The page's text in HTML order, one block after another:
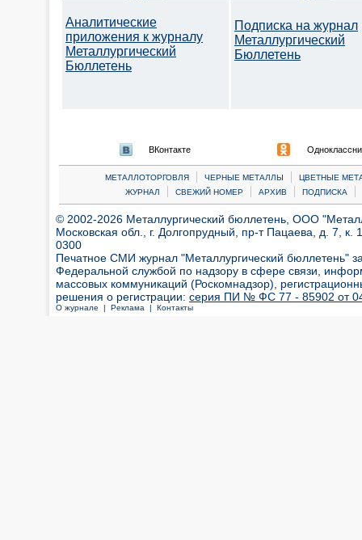
Аналитические
приложения к журналу
Металлургический
Бюллетень
Подписка на журнал
Металлургический
Бюллетень
ВКонтакте
МЕТАЛЛОТОРГОВЛЯ | ЧЕРНЫЕ МЕТАЛЛЫ |
ЦВЕТНЫЕ
ЖУРНАЛ
| СВЕЖИЙ НОМЕР | АРХИВ | ПОДПИСКА |
© 2002-2026 Металлургический бюллетень, ООО
Московская обл., г. Долгопрудный, пр-т Пацаева, д. 7,
0300
Печатное СМИ журнал "Металлургический бюллетень"
Федеральной службой по надзору в сфере связи,
массовых коммуникаций (Роскомнадзор),
решения о регистрации: серия ПИ № ФС 77 - 85902 от 04
О журнале | Реклама | Контакты